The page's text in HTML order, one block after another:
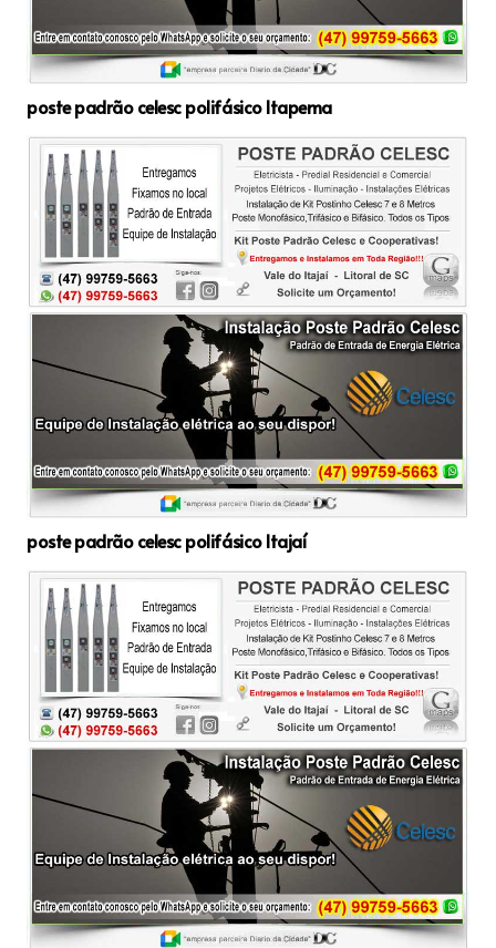
poste padrão celesc polifásico Itapema
poste padrão celesc polifásico Itajaí